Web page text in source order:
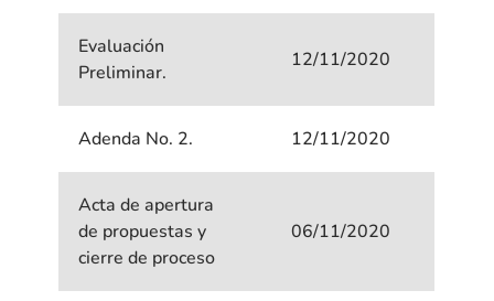
Evaluación
Preliminar.
12/11/2020
Adenda No. 2. 12/11/2020
Acta de apertura
de propuestas y
cierre de proceso
06/11/2020